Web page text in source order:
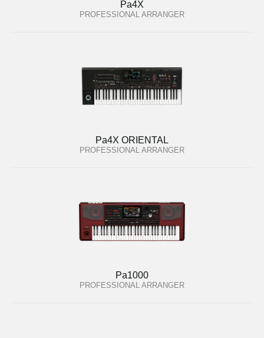
Pa4X
PROFESSIONAL ARRANGER
Pa4X ORIENTAL
PROFESSIONAL ARRANGER
Pa1000
PROFESSIONAL ARRANGER